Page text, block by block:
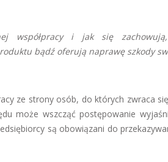
współpracy i jak się
bądź oferują naprawę szkody
ze strony osób, do których zwraca
może wszcząć postępowanie
są obowiązani do